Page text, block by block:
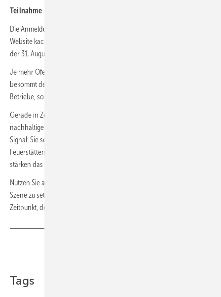
Teilnahme
Die Anmeldung zur Teilnahme ist unkompliziert und kostenlos über die
Website kachelofentage.de/registrierung möglich, Anmeldeschluss ist
der 31. August 2025.
Je mehr Ofenbauer teilnehmen, desto mehr Aufmerksamkeit
bekommt der Ofenbau. So profitieren nicht nur die einzelnen
Betriebe, sondern auch die gesamte Ofenbau-Branche!
Gerade in Zeiten wachsender Nachfrage nach unabhängigen und
nachhaltigen Heizlösungen senden die Kachelofentage ein wichtiges
Signal: Sie schaffen Aufmerksamkeit für handwerklich gebaute
Feuerstätten, fördern das persönliche Beratungsgespräch und
stärken das Vertrauen in das Fachhandwerk.
Nutzen Sie also diese Gelegenheit, um Ihr Unternehmen gezielt in
Szene zu setzen und neue Aufträge zu gewinnen, denn der beste
Zeitpunkt, den Funken überspringen zu lassen, ist jetzt. ◾
Tags